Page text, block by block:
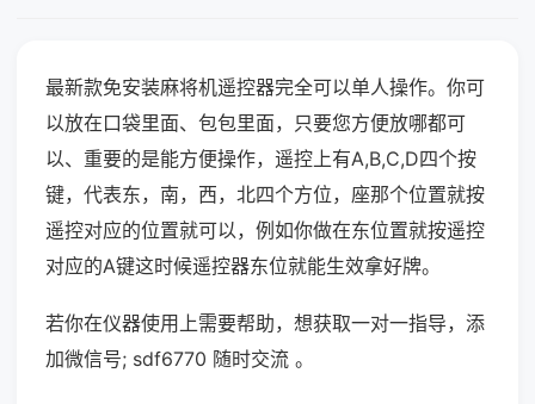
最新款免安装麻将机遥控器完全可以单人操作。你可
以放在口袋里面、包包里面，只要您方便放哪都可
以、重要的是能方便操作，遥控上有A,B,C,D四个按
键，代表东，南，西，北四个方位，座那个位置就按
遥控对应的位置就可以，例如你做在东位置就按遥控
对应的A键这时候遥控器东位就能生效拿好牌。
若你在仪器使用上需要帮助，想获取一对一指导，添
加微信号; sdf6770 随时交流 。